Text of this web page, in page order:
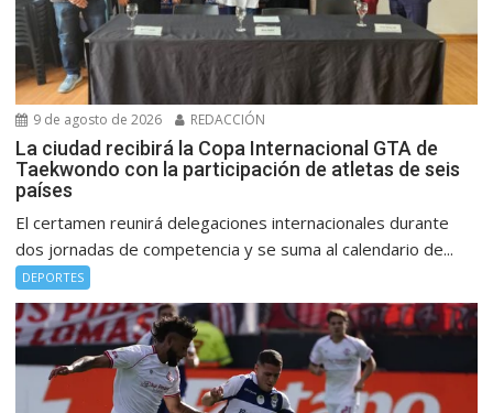
9 de agosto de 2026 REDACCIÓN
La ciudad recibirá la Copa Internacional GTA de
Taekwondo con la participación de atletas de seis
países
El certamen reunirá delegaciones internacionales durante
dos jornadas de competencia y se suma al calendario de...
DEPORTES